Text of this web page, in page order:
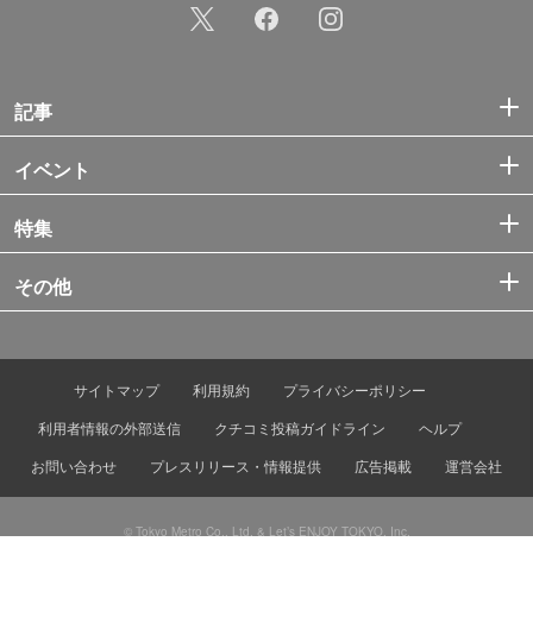
記事
イベント
特集
その他
サイトマップ 利用規約
プライバシーポリシー
利用者情報の外部送信
クチコミ投稿ガイドライン
ヘルプ
お問い合わせ
プレスリリース・情報提供 広告掲載 運営会社
© Tokyo Metro Co., Ltd. & Let’s ENJOY TOKYO, Inc.